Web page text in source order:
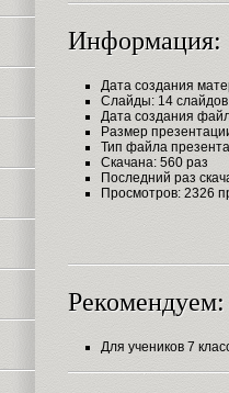
Информация:
Дата создания
Слайды: 14 слайдов
Дата создания
Размер
Тип файла
Скачана: 560 раз
Последний раз
Просмотров: 2326
Рекомендуем:
Для учеников 7